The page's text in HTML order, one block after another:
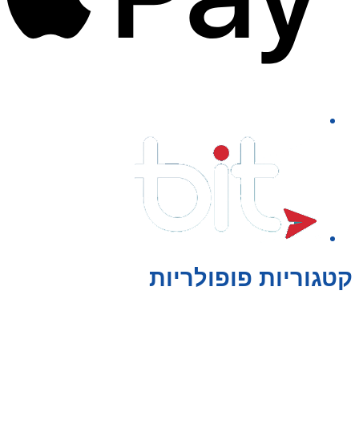
קטגוריות פופולריות